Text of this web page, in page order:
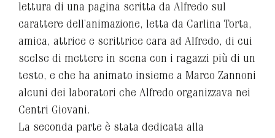
lettura di una pagina scritta da Alfredo sul
carattere dell’animazione, letta da Carlina Torta,
amica, attrice e scrittrice cara ad Alfredo, di cui
scelse di mettere in scena con i ragazzi più di un
testo, e che ha animato insieme a Marco Zannoni
alcuni dei laboratori che Alfredo organizzava nei
Centri Giovani.
La seconda parte è stata dedicata alla